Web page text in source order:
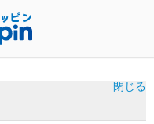
閉じる